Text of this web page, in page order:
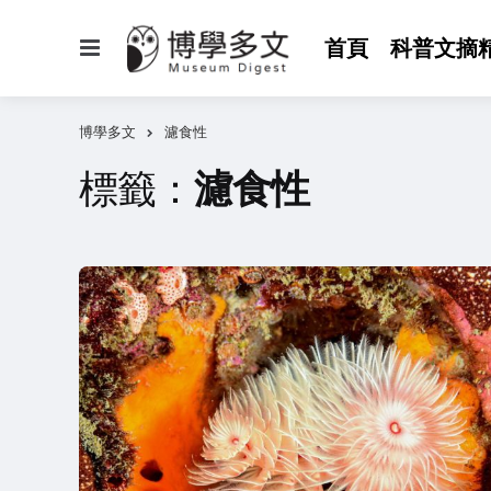
首頁 科普文摘
博學多文 濾食性
標籤： 濾食性